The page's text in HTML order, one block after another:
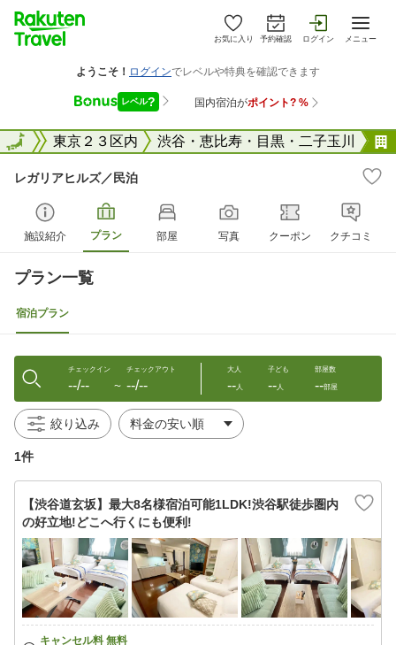
お気に入り 予約確認 ログイン メニュー
京都 東京２３区内 渋谷・恵比寿・目黒・二子玉川
全国
レガリアヒルズ／民泊
施設紹介 プラン 部屋 写真 クーポン クチコミ
プラン一覧
宿泊プラン
チェックイン
--/-- 〜
チェックアウト
--/--
大人
--人
子ども
--人
部屋数
--部屋
絞り込み
1件
【渋谷道玄坂】最大8名様宿泊可能1LDK!渋谷駅徒歩圏内
の好立地!どこへ行くにも便利!